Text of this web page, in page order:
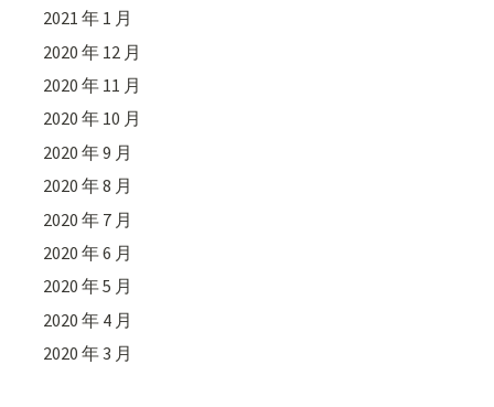
2021 年 1 月
2020 年 12 月
2020 年 11 月
2020 年 10 月
2020 年 9 月
2020 年 8 月
2020 年 7 月
2020 年 6 月
2020 年 5 月
2020 年 4 月
2020 年 3 月